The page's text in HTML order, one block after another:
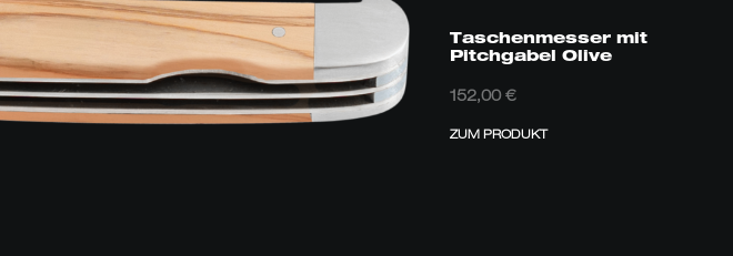
Taschenmesser mit
Pitchgabel Olive
152,00€
ZUM PRODUKT